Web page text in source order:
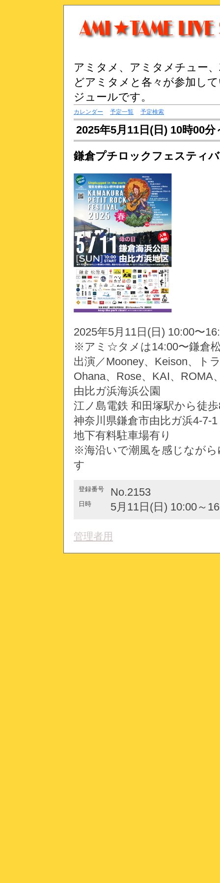
アミタメ、アミタメチュー
どアミタメと各々が参加し
ジュールです。
カレンダー 予定一覧 予定検索
2025年5月11日(日) 10時00
鎌倉プチロックフェスティ
2025年5月11日(日) 10:00〜
※アミ☆タメは14:00〜鎌倉
出演／Mooney、Keison、ト
Ohana、Rose、KAI、ROMA
由比ガ浜海浜公園
江ノ島電鉄 和田塚駅から徒
神奈川県鎌倉市由比ガ浜4-7-1
地下有料駐車場有り
※海沿いで潮風を感じなが
す
登録番号 No.2153
日時 5月11日(日) 10:00～
管理者用